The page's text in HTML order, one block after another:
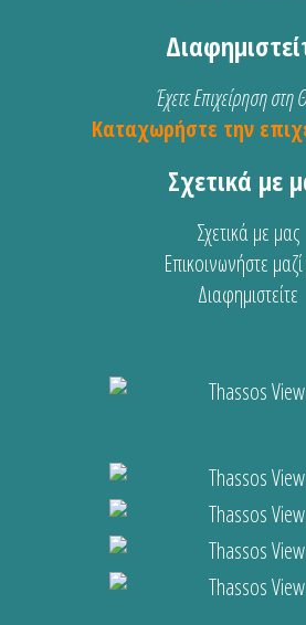
Έχετε Επιχείρηση
Καταχωρήστε την
Σχετικά με
Σχετικά με μας
Επικοινωνήστε
Διαφημιστείτε